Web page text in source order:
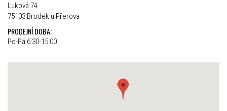
Luková 74
75103 Brodek u Přerova
PRODEJNÍ DOBA:
Po-Pá 6:30-15:00